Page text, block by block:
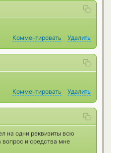
Комментировать
Удалить
Комментировать
Удалить
на одни реквизиты всю
и средства мне